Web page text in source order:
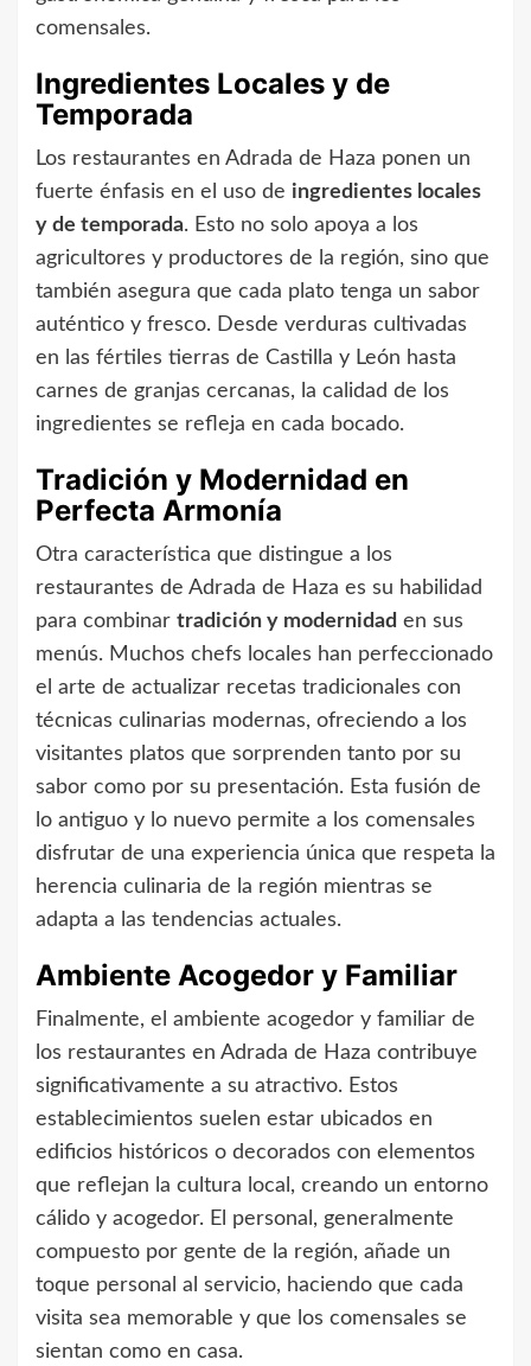
comensales.
Ingredientes Locales y de
Temporada
Los restaurantes en Adrada de Haza ponen un
fuerte énfasis en el uso de ingredientes locales
y de temporada. Esto no solo apoya a los
agricultores y productores de la región, sino que
también asegura que cada plato tenga un sabor
auténtico y fresco. Desde verduras cultivadas
en las fértiles tierras de Castilla y León hasta
carnes de granjas cercanas, la calidad de los
ingredientes se refleja en cada bocado.
Tradición y Modernidad en
Perfecta Armonía
Otra característica que distingue a los
restaurantes de Adrada de Haza es su habilidad
para combinar tradición y modernidad en sus
menús. Muchos chefs locales han perfeccionado
el arte de actualizar recetas tradicionales con
técnicas culinarias modernas, ofreciendo a los
visitantes platos que sorprenden tanto por su
sabor como por su presentación. Esta fusión de
lo antiguo y lo nuevo permite a los comensales
disfrutar de una experiencia única que respeta la
herencia culinaria de la región mientras se
adapta a las tendencias actuales.
Ambiente Acogedor y Familiar
Finalmente, el ambiente acogedor y familiar de
los restaurantes en Adrada de Haza contribuye
significativamente a su atractivo. Estos
establecimientos suelen estar ubicados en
edificios históricos o decorados con elementos
que reflejan la cultura local, creando un entorno
cálido y acogedor. El personal, generalmente
compuesto por gente de la región, añade un
toque personal al servicio, haciendo que cada
visita sea memorable y que los comensales se
sientan como en casa.